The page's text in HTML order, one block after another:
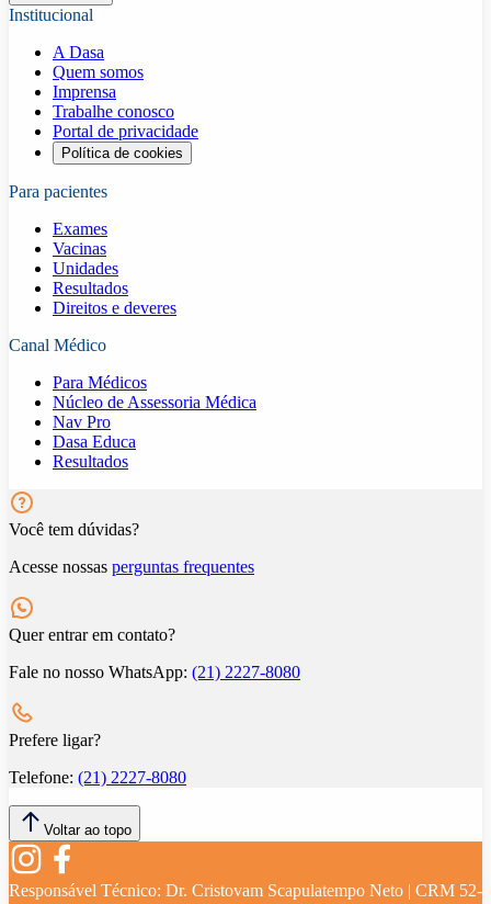
Institucional
A Dasa
Quem somos
Imprensa
Trabalhe conosco
Portal de privacidade
Política de cookies
Para pacientes
Exames
Vacinas
Unidades
Resultados
Direitos e deveres
Canal Médico
Para Médicos
Núcleo de Assessoria Médica
Nav Pro
Dasa Educa
Resultados
Você tem dúvidas?
Acesse nossas perguntas frequentes
Quer entrar em contato?
Fale no nosso WhatsApp: (21) 2227-8080
Prefere ligar?
Telefone: (21) 2227-8080
Voltar ao topo
Responsável Técnico: Dr. Cristovam Scapulatempo Neto | CRM 52-